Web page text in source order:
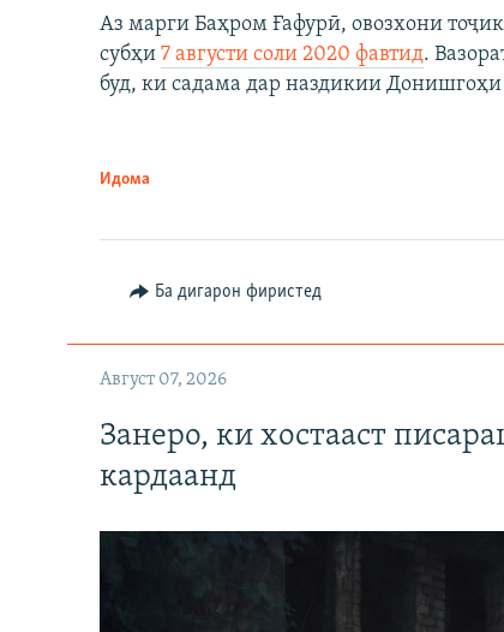
Аз марги Баҳром Ғафурӣ, овозхони
субҳи 7 августи соли 2020 фавтид.
буд, ки садама дар наздикии
Идома
Ба дигарон фиристед
Август 07, 2026
Занеро, ки хостааст
кардаанд